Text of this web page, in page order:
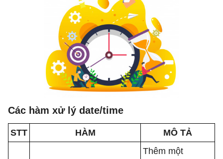
Các hàm xử lý date/time
STT HÀM MÔ TẢ
Thêm một